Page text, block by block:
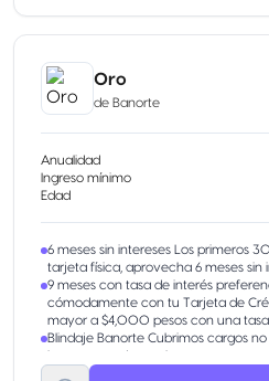
Oro
de Banorte
Anualidad
Ingreso mínimo
Edad
6 meses sin intereses Los primeros
tarjeta física, aprovecha 6 meses sin
9 meses con tasa de interés
cómodamente con tu Tarjeta de
mayor a $4,000 pesos con una tasa
Blindaje Banorte Cubrimos cargos
horas antes de que los reportes.
Beneficios exclusivos Descubre